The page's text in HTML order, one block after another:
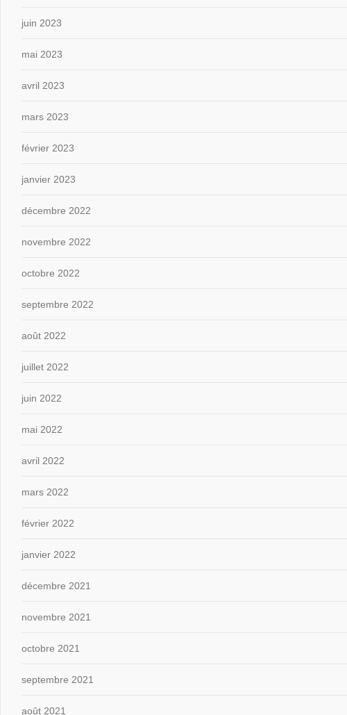
juin 2023
mai 2023
avril 2023
mars 2023
février 2023
janvier 2023
décembre 2022
novembre 2022
octobre 2022
septembre 2022
août 2022
juillet 2022
juin 2022
mai 2022
avril 2022
mars 2022
février 2022
janvier 2022
décembre 2021
novembre 2021
octobre 2021
septembre 2021
août 2021